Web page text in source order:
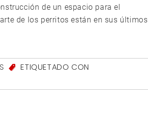
de un espacio para el
de los perritos están en sus últimos
ETIQUETADO CON